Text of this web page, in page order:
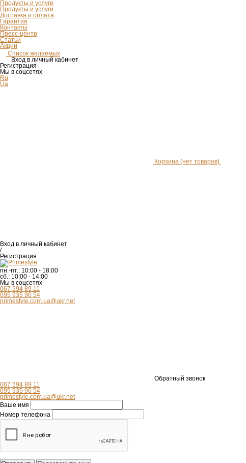
Продукты и услуги
Продукты и услуги
Доставка и оплата
Гарантия
Контакты
Пресс-центр
Статьи
Акции
Список желаемых
Вход в личный кабинет
Регистрация
Мы в соцсетях
Ru
Ua
Корзина (нет товаров)
Вход в личный кабинет
/
Регистрация
пн.-пт.: 10:00 - 18:00
сб.: 10:00 - 14:00
Мы в соцсетях
067 594 89 11
095 935 90 54
primestyle.com.ua@ukr.net
Обратный звонок
067 594 89 11
095 935 90 54
primestyle.com.ua@ukr.net
Ваше имя
Номер телефона